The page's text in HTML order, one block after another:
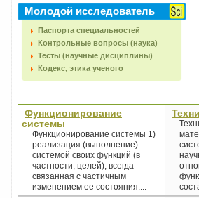
Молодой исследователь
Паспорта специальностей
Контрольные вопросы (наука)
Тесты (научные дисциплины)
Кодекс, этика ученого
Функционирование
системы
Функционирование системы 1)
реализация (выполнение)
системой своих функций (в
частности, целей), всегда
связанная с частичным
изменением ее состояния....